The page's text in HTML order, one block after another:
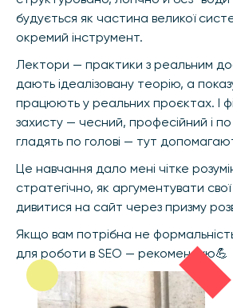
будується як частина великої
окремий інструмент.
Лектори — практики з реальним
дають ідеалізовану теорію, а
працюють у реальних проєктах. І
захисту — чесний, професійний і по
гладять по голові — тут
Це навчання дало мені чітке
стратегічно, як аргументувати
дивитися на сайт через призму
Якщо вам потрібна не
для роботи в SEO — рекомендую💪